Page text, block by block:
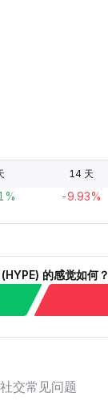
14 天
-9.93%
的感觉如何？
社交常见问题